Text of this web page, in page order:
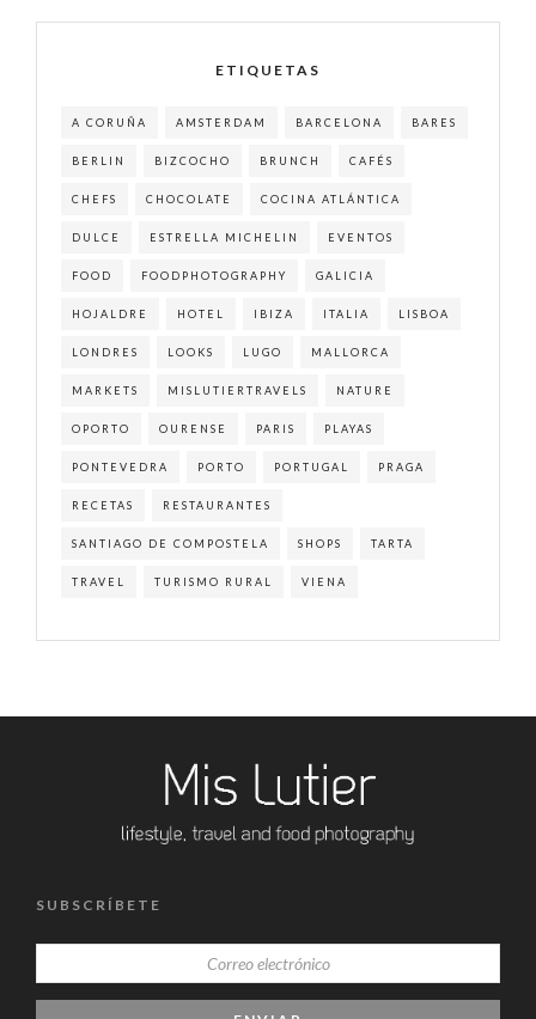
ETIQUETAS
A CORUÑA AMSTERDAM BARCELONA BARES
BERLIN BIZCOCHO BRUNCH CAFÉS
CHEFS CHOCOLATE COCINA ATLÁNTICA
DULCE ESTRELLA MICHELIN EVENTOS
FOOD FOODPHOTOGRAPHY GALICIA
HOJALDRE HOTEL IBIZA ITALIA LISBOA
LONDRES LOOKS LUGO MALLORCA
MARKETS MISLUTIERTRAVELS NATURE
OPORTO OURENSE PARIS PLAYAS
PONTEVEDRA PORTO PORTUGAL PRAGA
RECETAS RESTAURANTES
SANTIAGO DE COMPOSTELA SHOPS TARTA
TRAVEL TURISMO RURAL VIENA
SUBSCRÍBETE